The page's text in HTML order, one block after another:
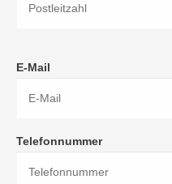
E-Mail
Telefonnummer